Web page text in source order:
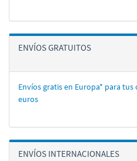
ENVÍOS GRATUITOS
Envíos gratis en Europa* para
euros
ENVÍOS INTERNACIONALES